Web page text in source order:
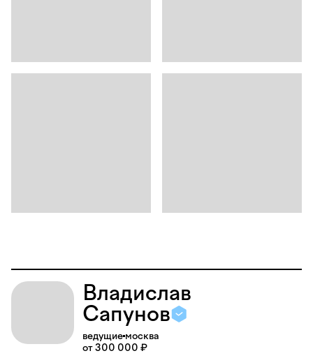
Владислав
Сапунов
ведущие москва
от 300 000 ₽